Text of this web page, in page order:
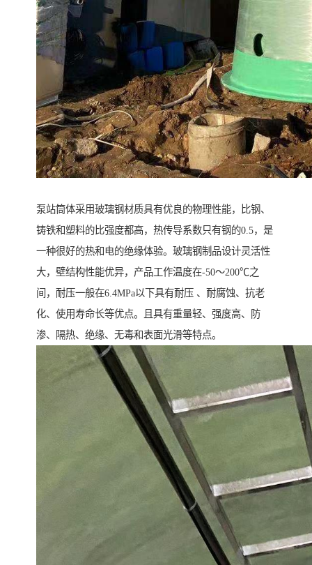
泵站筒体采用玻璃钢材质具有优良的物理性能，比钢、
铸铁和塑料的比强度都高，热传导系数只有钢的0.5，是
一种很好的热和电的绝缘体验。玻璃钢制品设计灵活性
大，壁结构性能优异，产品工作温度在-50～200℃之
间，耐压一般在6.4MPa以下具有耐压 、耐腐蚀、抗老
化、使用寿命长等优点。且具有重量轻、强度高、防
渗、隔热、绝缘、无毒和表面光滑等特点。